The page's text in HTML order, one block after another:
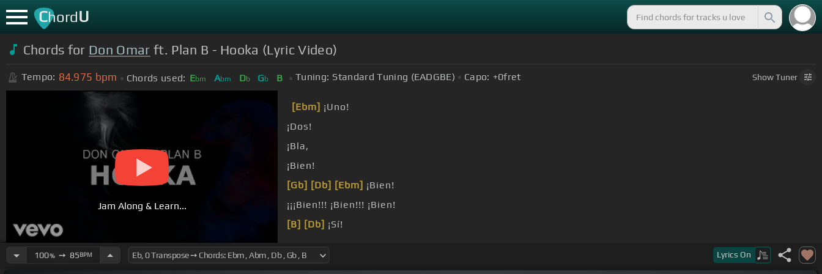
ChordU
Chords for Don Omar ft. Plan B - Hooka (Lyric Video)
Tempo: 84.975 bpm Chords used: Ebm Abm Db Gb B Tuning: Standard Tuning (EADGBE) Capo: +0fret ShowTuner
Jam Along & Learn...
[Ebm] ¡Uno!
¡Dos!
¡Bla,
¡Bien!
[Gb] [Db] [Ebm] ¡Bien!
¡¡¡Bien!!! ¡Bien!!! ¡Bien!
[B] [Db] ¡Sí!
100%➙ 85BPM Lyrics On